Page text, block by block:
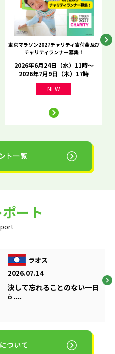
東京マラソン2027チャリティ寄付金及び
チャリティランナー募集！
2026年6月24日（水）11時～
2026年7月9日（木）17時
NEW
ート
ラオス
2026.07.14
決して忘れることのない一日
ὁ ....